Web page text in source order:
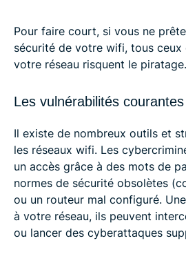
Pour faire court, si vous ne
sécurité de votre wifi, tous ceux
votre réseau risquent le piratage.
Les vulnérabilités
Il existe de nombreux outils et
les réseaux wifi. Les
un accès grâce à des mots de
normes de sécurité obsolètes
ou un routeur mal configuré.
à votre réseau, ils peuvent
ou lancer des cyberattaques